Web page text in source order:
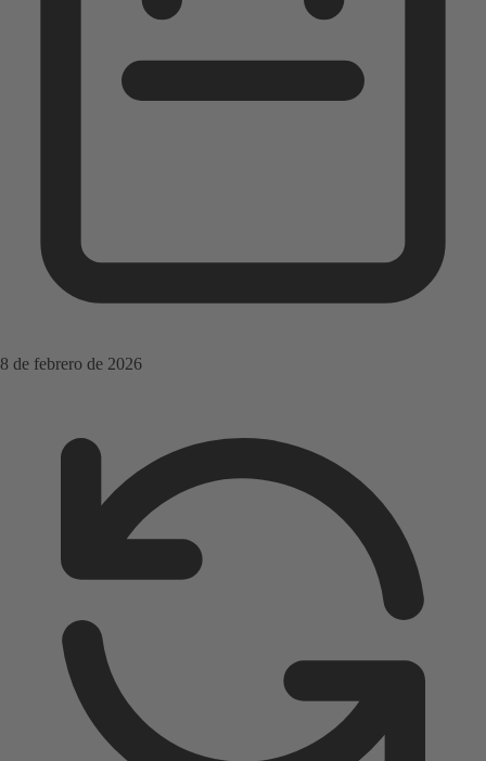
8 de febrero de 2026